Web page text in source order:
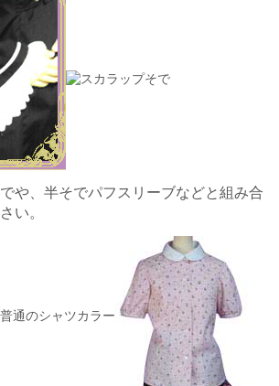
や、半そでパフスリーブなどと組み合
い。